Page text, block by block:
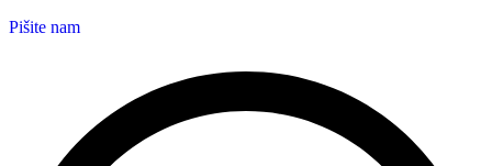
Pišite nam